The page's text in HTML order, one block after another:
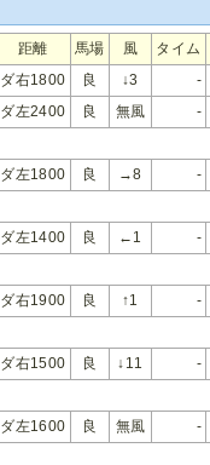
距離 馬場 風 タイム
ダ右1800 良 ↓3 -
ダ左2400 良 無風 -
ダ左1800 良 →8 -
ダ左1400 良 ←1 -
ダ右1900 良 ↑1 -
ダ右1500 良 ↓11 -
ダ左1600 良 無風 -